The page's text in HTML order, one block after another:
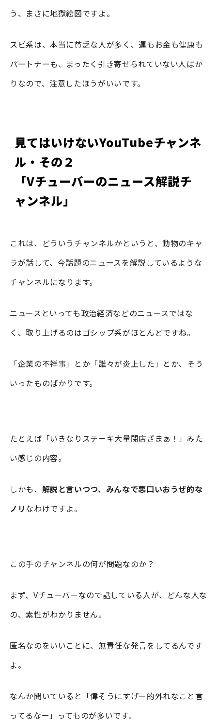
う、まさに地獄絵図ですよ。
スピ系は、本当に貧乏な人が多く、運もお金も健康も
パートナーも、まったく引き寄せられていない人ばか
りなので、注意したほうがいいです。
見てはいけないYouTubeチャンネ
ル・その２
「Vチューバーのニュース解説チ
ャンネル」
これは、どういうチャンネルかというと、動物のキャ
ラが話して、今話題のニュースを解説しているような
チャンネルになります。
ニュースといっても政治経済などのニュースではな
く、取り上げるのはゴシップ系がほとんどですね。
「企業の不祥事」とか「誰々が炎上した」とか、そう
いったものばかりです。
たとえば「いきなりステーキ大量閉店ざまぁ！」みた
い感じの内容。
しかも、 解説と言いつつ、みんなで悪口いおうぜ的な
ノリなわけですよ。
この手のチャンネルの何が問題なのか？
まず、Vチューバーなので話している人が、どんな人な
の、素性がわかりません。
匿名なのをいいことに、無責任な発言をしてるんです
よ。
なんか聞いていると「偉そうにすげー的外れなこと言
ってるなー」ってものが多いです。